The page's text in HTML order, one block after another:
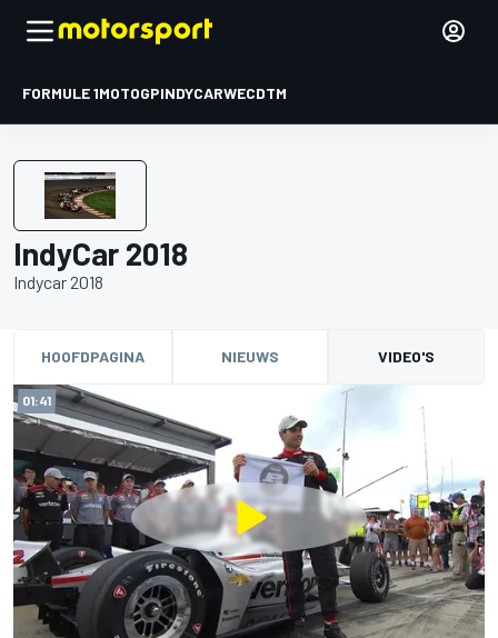
FORMULE 1MOTOGPINDYCARWECDTM
IndyCar 2018
Indycar 2018
HOOFDPAGINA NIEUWS VIDEO'S
01:41